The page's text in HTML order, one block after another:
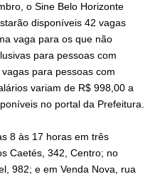
o Sine Belo Horizonte
disponíveis 42 vagas
vaga para os que não
para pessoas com
para pessoas com
variam de R$ 998,00 a
no portal da Prefeitura.
8 às 17 horas em três
Caetés, 342, Centro; no
982; e em Venda Nova, rua